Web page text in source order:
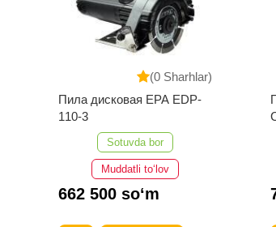
(0 Sharhlar)
Пила дисковая EPA EDP-
110-3
Sotuvda bor
Muddatli to‘lov
662 500 so‘m